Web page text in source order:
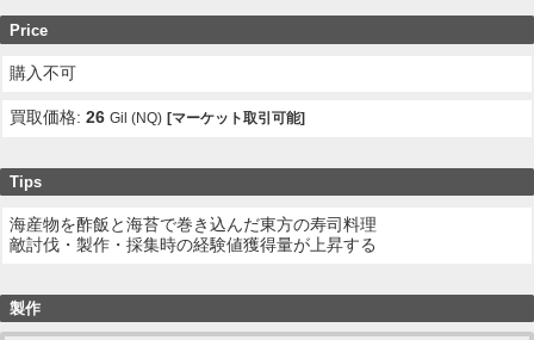
Price
購入不可
買取価格:26 Gil (NQ) [マーケット取引可能]
Tips
海産物を酢飯と海苔で巻き込んだ東方の寿司料理
敵討伐・製作・採集時の経験値獲得量が上昇する
製作